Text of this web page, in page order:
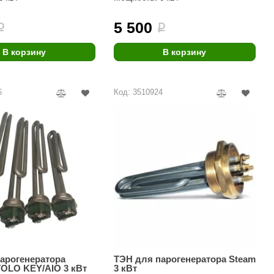
Березка
ИзиСтим
Feringer
Aromawolke
В корзину
5 500 i
В корзину
KEY/AIO 3 кВт
Код: 3510924
ТЭН для парогенератора Steam
3 кВт